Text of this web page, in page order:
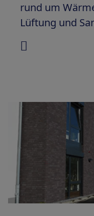
rund um
Lüftung und